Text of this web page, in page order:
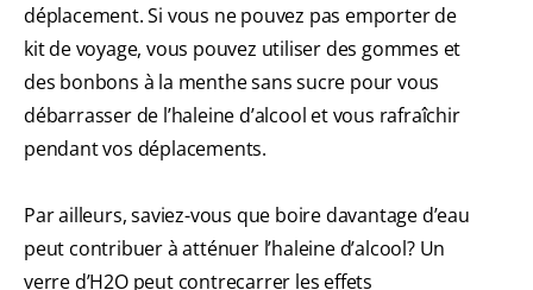
déplacement. Si vous ne pouvez pas emporter de
kit de voyage, vous pouvez utiliser des gommes et
des bonbons à la menthe sans sucre pour vous
débarrasser de l’haleine d’alcool et vous rafraîchir
pendant vos déplacements.
Par ailleurs, saviez-vous que boire davantage d’eau
peut contribuer à atténuer l’haleine d’alcool? Un
verre d’H2O peut contrecarrer les effets